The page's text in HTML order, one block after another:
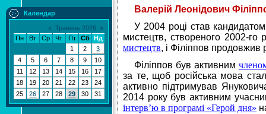
Календар
« Травень 2026 »
Пн
Вт Ср Чт Пт Сб
Нд
1
2
3
4
5 6 7 8 9
10
11
12 13 14 15 16
17
18
19 20 21 22 23
24
25
26 27 28 29 30 31
Валерій Леонідович
У 2004 році став
мистецтв, створеного 2002-
мистецтв, і Філіппов
Філіппов був активним
за те, щоб російська мова
активно підтримував
2014 року був активним
інтерв’ю в програмі «Герой дня»